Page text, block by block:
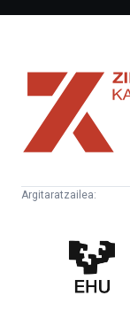
Zientzia
Kaiera
Argitaratzailea:
Zientifikoko
Katedra